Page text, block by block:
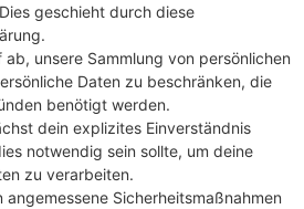
geschieht durch diese
ab, unsere Sammlung von persönlichen
Daten zu beschränken, die
benötigt werden.
dein explizites Einverständnis
notwendig sein sollte, um deine
zu verarbeiten.
angemessene Sicherheitsmaßnahmen